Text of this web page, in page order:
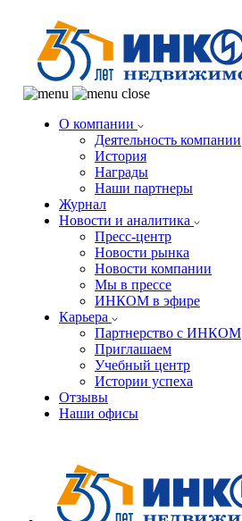
О компании
Деятельность компании
История
Награды
Наши партнеры
Журнал
Новости и аналитика
Пресс-центр
Новости рынка
Новости компании
Мы в прессе
ИНКОМ в эфире
Карьера
Партнерство с ИНКОМ
Приглашаем
Учебный центр
Истории успеха
Отзывы
Наши офисы